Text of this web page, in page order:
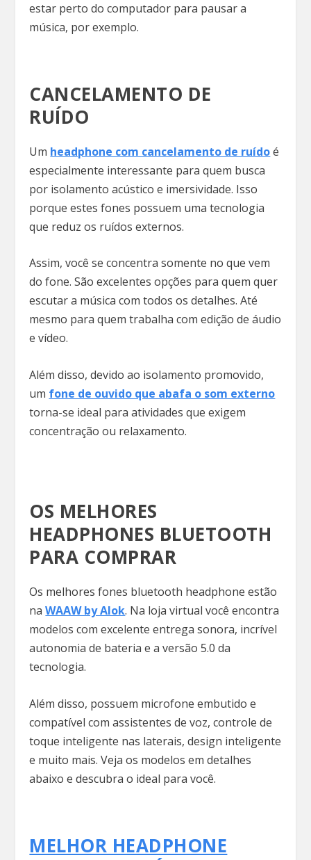
estar perto do computador para pausar a
música, por exemplo.
CANCELAMENTO DE
RUÍDO
Um headphone com cancelamento de ruído é
especialmente interessante para quem busca
por isolamento acústico e imersividade. Isso
porque estes fones possuem uma tecnologia
que reduz os ruídos externos.
Assim, você se concentra somente no que vem
do fone. São excelentes opções para quem quer
escutar a música com todos os detalhes. Até
mesmo para quem trabalha com edição de áudio
e vídeo.
Além disso, devido ao isolamento promovido,
um fone de ouvido que abafa o som externo
torna-se ideal para atividades que exigem
concentração ou relaxamento.
OS MELHORES
HEADPHONES BLUETOOTH
PARA COMPRAR
Os melhores fones bluetooth headphone estão
naWAAW by Alok. Na loja virtual você encontra
modelos com excelente entrega sonora, incrível
autonomia de bateria e a versão 5.0 da
tecnologia.
Além disso, possuem microfone embutido e
compatível com assistentes de voz, controle de
toque inteligente nas laterais, design inteligente
e muito mais. Veja os modelos em detalhes
abaixo e descubra o ideal para você.
MELHOR HEADPHONE